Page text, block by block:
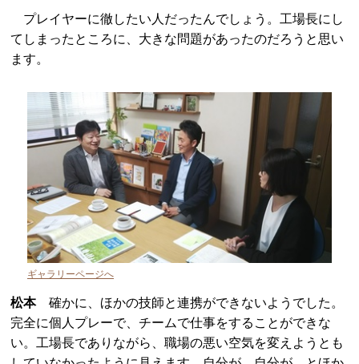
プレイヤーに徹したい人だったんでしょう。工場長にし
てしまったところに、大きな問題があったのだろうと思い
ます。
ギャラリーページへ
松本確かに、ほかの技師と連携ができないようでした。
完全に個人プレーで、チームで仕事をすることができな
い。工場長でありながら、職場の悪い空気を変えようとも